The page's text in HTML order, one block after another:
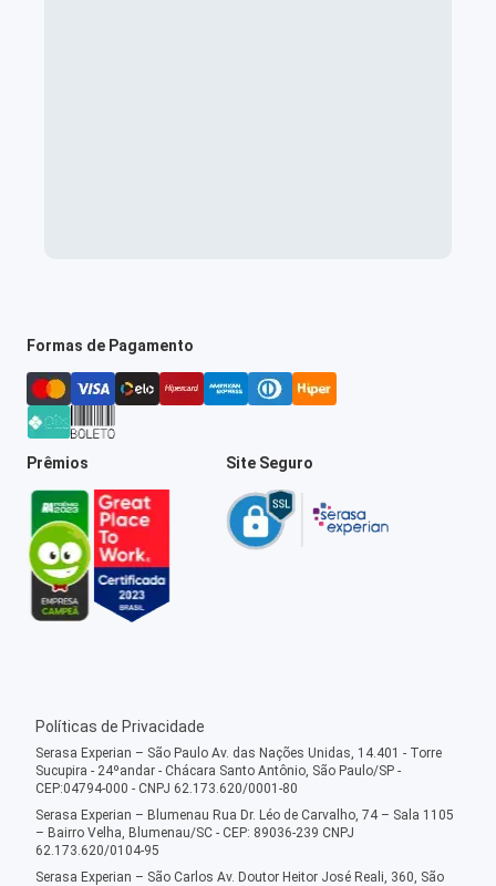
Formas de Pagamento
Prêmios Site Seguro
Políticas de Privacidade
Serasa Experian – São Paulo Av. das Nações Unidas, 14.401 - Torre
Sucupira - 24ºandar - Chácara Santo Antônio, São Paulo/SP -
CEP:04794-000 - CNPJ 62.173.620/0001-80
Serasa Experian – Blumenau Rua Dr. Léo de Carvalho, 74 – Sala 1105
– Bairro Velha, Blumenau/SC - CEP: 89036-239 CNPJ
62.173.620/0104-95
Serasa Experian – São Carlos Av. Doutor Heitor José Reali, 360, São